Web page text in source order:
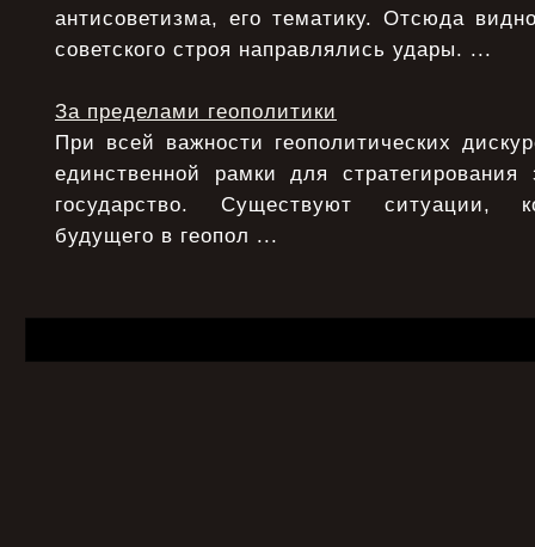
антисоветизма, его тематику. Отсюда
советского строя направлялись удары. ...
За пределами геополитики
При всей важности геополитических
единственной рамки для
государство. Существуют ситуации,
будущего в геопол ...